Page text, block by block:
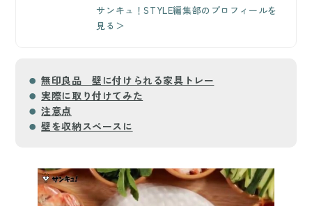
サンキュ！STYLE編集部のプロフィールを
見る＞
無印良品 壁に付けられる家具トレー
実際に取り付けてみた
注意点
壁を収納スペースに